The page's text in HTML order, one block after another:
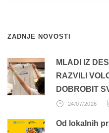
ZADNJE NOVOSTI
MLADI IZ
RAZVILI
DOBROBIT
24/07/2026
Od lokalnih